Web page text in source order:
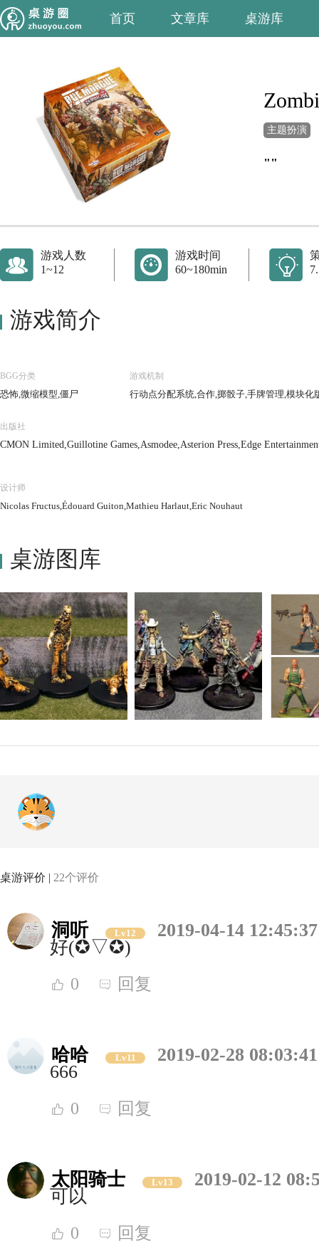
首页 文章库 桌游库
主题扮演
""
游戏人数
1~12
游戏时间
60~180min
游戏简介
BGG分类
恐怖,微缩模型,僵尸
游戏机制
行动点分配系统,合作,掷骰子,手牌管理,模块化
出版社
CMON Limited,Guillotine Games,Asmodee,Asterion Press,Edge
设计师
Nicolas Fructus,Édouard Guiton,Mathieu Harlaut,Eric Nouhaut
桌游图库
桌游评价 | 22个评价
洞听 Lv12
2019-04-14 12:45:37
好(✪▽✪)
0 回复
哈哈 Lv11
2019-02-28 08:03:41
666
0 回复
太阳骑士 Lv13
2019-02-12
可以
0 回复